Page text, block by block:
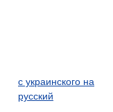
с украинского на
русский